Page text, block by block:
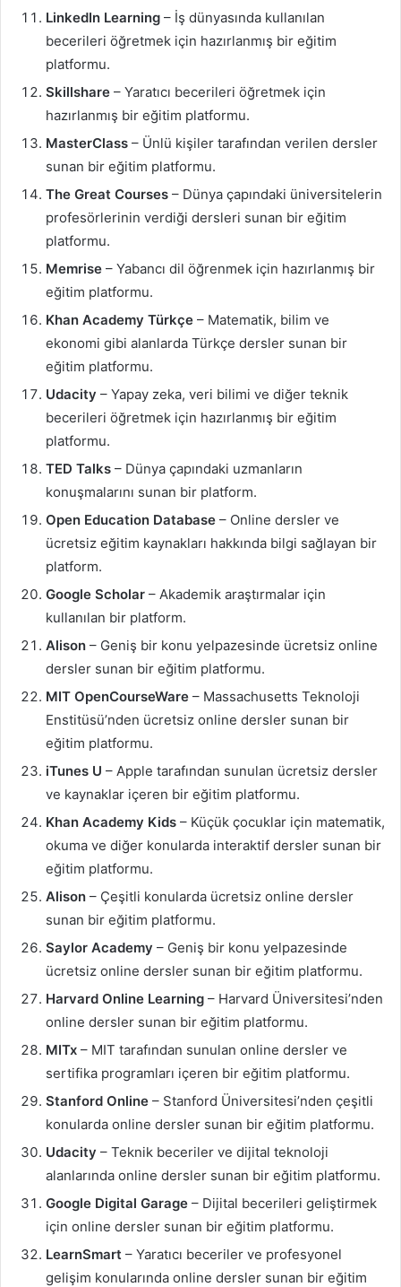
LinkedIn Learning – İş dünyasında kullanılan
becerileri öğretmek için hazırlanmış bir eğitim
platformu.
Skillshare – Yaratıcı becerileri öğretmek için
hazırlanmış bir eğitim platformu.
MasterClass – Ünlü kişiler tarafından verilen dersler
sunan bir eğitim platformu.
The Great Courses – Dünya çapındaki üniversitelerin
profesörlerinin verdiği dersleri sunan bir eğitim
platformu.
Memrise – Yabancı dil öğrenmek için hazırlanmış bir
eğitim platformu.
Khan Academy Türkçe – Matematik, bilim ve
ekonomi gibi alanlarda Türkçe dersler sunan bir
eğitim platformu.
Udacity – Yapay zeka, veri bilimi ve diğer teknik
becerileri öğretmek için hazırlanmış bir eğitim
platformu.
TED Talks – Dünya çapındaki uzmanların
konuşmalarını sunan bir platform.
Open Education Database – Online dersler ve
ücretsiz eğitim kaynakları hakkında bilgi sağlayan bir
platform.
Google Scholar – Akademik araştırmalar için
kullanılan bir platform.
Alison – Geniş bir konu yelpazesinde ücretsiz online
dersler sunan bir eğitim platformu.
MIT OpenCourseWare – Massachusetts Teknoloji
Enstitüsü’nden ücretsiz online dersler sunan bir
eğitim platformu.
iTunes U – Apple tarafından sunulan ücretsiz dersler
ve kaynaklar içeren bir eğitim platformu.
Khan Academy Kids – Küçük çocuklar için matematik,
okuma ve diğer konularda interaktif dersler sunan bir
eğitim platformu.
Alison – Çeşitli konularda ücretsiz online dersler
sunan bir eğitim platformu.
Saylor Academy – Geniş bir konu yelpazesinde
ücretsiz online dersler sunan bir eğitim platformu.
Harvard Online Learning – Harvard Üniversitesi’nden
online dersler sunan bir eğitim platformu.
MITx – MIT tarafından sunulan online dersler ve
sertifika programları içeren bir eğitim platformu.
Stanford Online – Stanford Üniversitesi’nden çeşitli
konularda online dersler sunan bir eğitim platformu.
Udacity – Teknik beceriler ve dijital teknoloji
alanlarında online dersler sunan bir eğitim platformu.
Google Digital Garage – Dijital becerileri geliştirmek
için online dersler sunan bir eğitim platformu.
LearnSmart – Yaratıcı beceriler ve profesyonel
gelişim konularında online dersler sunan bir eğitim